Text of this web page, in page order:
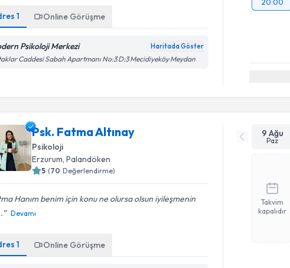
1 Online Görüşme
Psikoloji Merkezi Haritada Göster
Caddesi Sabah Apartmanı No:3 D:3 Mecidiyeköy Meydan
Psk. Fatma Altınay
Psikoloji
Erzurum ,Palandöken
5 (70 Değerlendirme)
Hanım benim için konu ne olursa olsun iyileşmenin
Devamı
1 Online Görüşme
9 Ağu
Paz
Takvim
kapalıdır